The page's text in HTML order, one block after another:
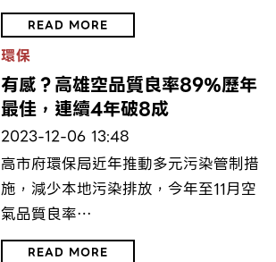
READ MORE
環保
有感？高雄空品質良率89％歷年
最佳，連續4年破8成
2023-12-06 13:48
高市府環保局近年推動多元污染管制措
施，減少本地污染排放，今年至11月空
氣品質良率…
READ MORE